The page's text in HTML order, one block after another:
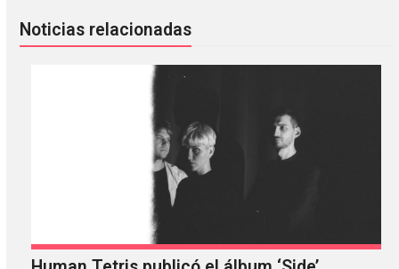
Noticias relacionadas